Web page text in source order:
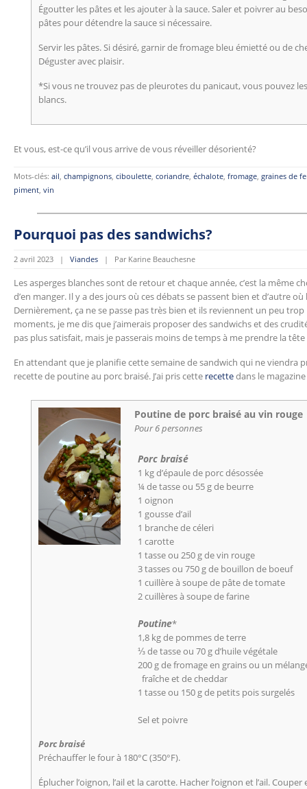
Égoutter les pâtes et les ajouter à la sauce. Saler et poivrer au
pâtes pour détendre la sauce si nécessaire.
Servir les pâtes. Si désiré, garnir de fromage bleu émietté ou de
Déguster avec plaisir.
*Si vous ne trouvez pas de pleurotes du panicaut, vous pouvez
blancs.
Et vous, est-ce qu’il vous arrive de vous réveiller désorienté?
Mots-clés: ail, champignons, ciboulette, coriandre, échalote, fromage, graines de
piment, vin
Pourquoi pas des sandwichs?
2 avril 2023 | Viandes | Par Karine Beauchesne
Les asperges blanches sont de retour et chaque année, c’est la même
d’en manger. Il y a des jours où ces débats se passent bien et d’autre
Dernièrement, ça ne se passe pas très bien et ils reviennent un peu
moments, je me dis que j’aimerais proposer des sandwichs et des
pas plus satisfait, mais je passerais moins de temps à me prendre la tête
En attendant que je planifie cette semaine de sandwich qui ne viendra
recette de poutine au porc braisé. J’ai pris cette recettedans le magazine
Poutine de porc braisé au vin rouge
Pour 6 personnes
Porc braisé
1 kg d’épaule de porc désossée
¼ de tasse ou 55 g de beurre
1 oignon
1 gousse d’ail
1 branche de céleri
1 carotte
1 tasse ou 250 g de vin rouge
3 tasses ou 750 g de bouillon de boeuf
1 cuillère à soupe de pâte de tomate
2 cuillères à soupe de farine
Poutine*
1,8 kg de pommes de terre
⅓ de tasse ou 70 g d’huile végétale
200 g de fromage en grains ou un
fraîche et de cheddar
1 tasse ou 150 g de petits pois surgelés
Sel et poivre
Porc braisé
Préchauffer le four à 180°C (350°F).
Éplucher l’oignon, l’ail et la carotte. Hacher l’oignon et l’ail.